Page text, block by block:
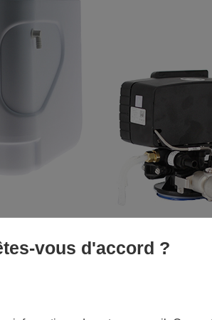
vous d'accord ?